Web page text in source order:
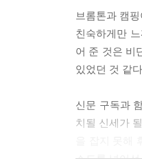
TRAVEL with
INTERVIEW :
11 BWCK, 봄
INTERVIEW
브롬톤과 캠
친숙하게만
어 준 것은 비
있었던 것 같
신문 구독과
치될 신세가
소드를 넘어